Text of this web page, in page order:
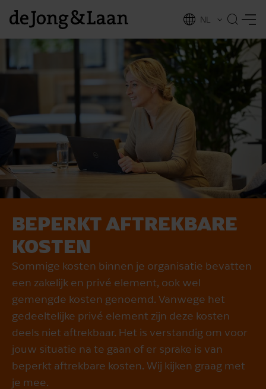
EN
NL
BEPERKT AFTREKBARE
KOSTEN
Sommige kosten binnen je organisatie bevatten
een zakelijk en privé element, ook wel
gemengde kosten genoemd. Vanwege het
gedeeltelijke privé element zijn deze kosten
deels niet aftrekbaar. Het is verstandig om voor
jouw situatie na te gaan of er sprake is van
beperkt aftrekbare kosten. Wij kijken graag met
je mee.